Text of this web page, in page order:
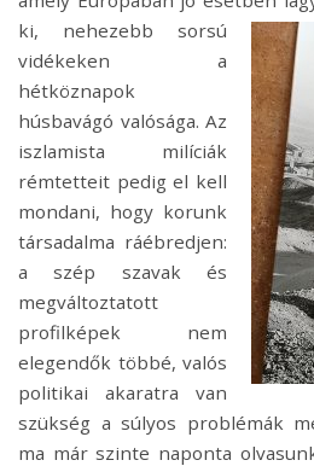
ki, nehezebb sorsú
vidékeken a
hétköznapok
húsbavágó valósága. Az
iszlamista milíciák
rémtetteit pedig el kell
mondani, hogy korunk
társadalma ráébredjen:
a szép szavak és
megváltoztatott
profilképek nem
elegendők többé, valós
politikai akaratra van
szükség a súlyos problémák
ma már szinte naponta